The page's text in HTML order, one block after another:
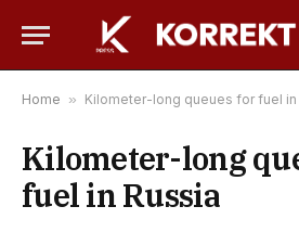
Home » Kilometer-long queues for fuel in
Kilometer-long
fuel in Russia